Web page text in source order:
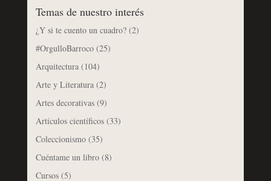
Temas de nuestro interés
¿Y si te cuento un cuadro?(2)
#OrgulloBarroco(25)
Arquitectura(104)
Arte y Literatura(2)
Artes decorativas(9)
Artículos científicos(33)
Coleccionismo(35)
Cuéntame un libro(8)
Cursos(5)